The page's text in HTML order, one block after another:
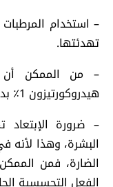
– استخدام
تهدئتها.
– من الممكن أن
هيدروكورتيزون 1٪ بدون وصفة طبية لتهدئة الالتهاب.
– ضرورة
البشرة، وهذا
الضارة، فمن
الفعل التحسسية